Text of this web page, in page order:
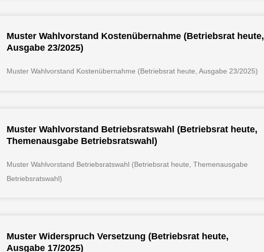
Muster Wahlvorstand Kostenübernahme (Betriebsrat heute,
Ausgabe 23/2025)
Muster Wahlvorstand Kostenübernahme (Betriebsrat heute, Ausgabe 23/2025)
Muster Wahlvorstand Betriebsratswahl (Betriebsrat heute,
Themenausgabe Betriebsratswahl)
Muster Wahlvorstand Betriebsratswahl (Betriebsrat heute, Themenausgabe
Betriebsratswahl)
Muster Widerspruch Versetzung (Betriebsrat heute,
Ausgabe 17/2025)